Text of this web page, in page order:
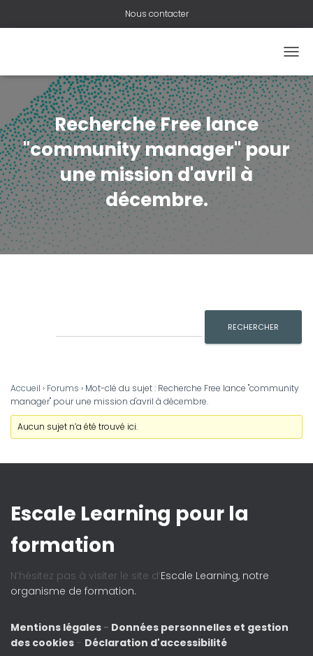
Nous contacter
Recherche Free lance
"community manager" pour
une mission d'avril à
décembre.
Accueil › Forums › Mot-clé du sujet : Recherche Free lance "community
manager" pour une mission d'avril à décembre.
Aucun sujet n’a été trouvé ici.
Escale Learning pour la
formation
N’hésitez pas à visiter le site d’Escale Learning, notre
organisme de formation.
Mentions légales - Données personnelles et gestion
des cookies - Déclaration d'accessibilité